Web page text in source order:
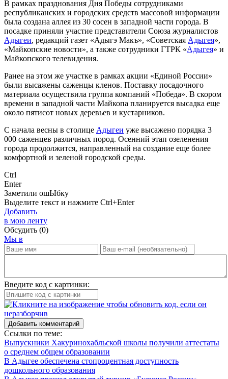
В рамках празднования Дня Победы сотрудниками
республиканских и городских средств массовой информации
была создана аллея из 30 сосен в западной части города. В
посадке приняли участие представители Союза журналистов
Адыгеи, редакций газет «Адыгэ Макъ», «Советская Адыгея»,
«Майкопские новости», а также сотрудники ГТРК «Адыгея» и
Майкопского телевидения.
Ранее на этом же участке в рамках акции «Единой России»
были высажены саженцы кленов. Поставку посадочного
материала осуществила группа компаний «Победа». В скором
времени в западной части Майкопа планируется высадка еще
около пятисот новых деревьев и кустарников.
С начала весны в столице Адыгеи уже высажено порядка 3
000 саженцев различных пород. Осенний этап озеленения
города продолжится, направленный на создание еще более
комфортной и зеленой городской среды.
Ctrl
Enter
Заметили ошЫбку
Выделите текст и нажмите Ctrl+Enter
Добавить
в мою ленту
Обсудить (0)
Мы в
Введите код с картинки:
Добавить комментарий
Ссылки по теме:
Выпускники Хакуринохабльской школы получили аттестаты
о среднем общем образовании
В Адыгее обеспечена стопроцентная доступность
дошкольного образования